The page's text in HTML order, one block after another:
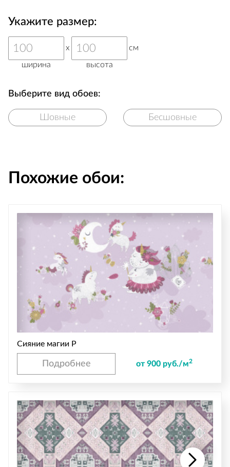
Укажите размер:
ширина
x
высота
см
Выберите вид обоев:
Шовные Бесшовные
Похожие обои:
Сияние магии P
Подробнее от 900 руб./м2